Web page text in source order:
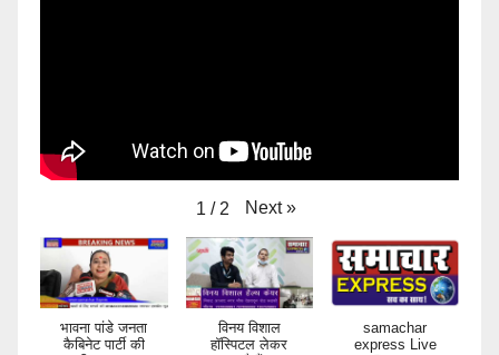
1 / 2 Next »
भावना पांडे जनता
कैबिनेट पार्टी की
विनय विशाल
हॉस्पिटल लेकर
samachar
express Live